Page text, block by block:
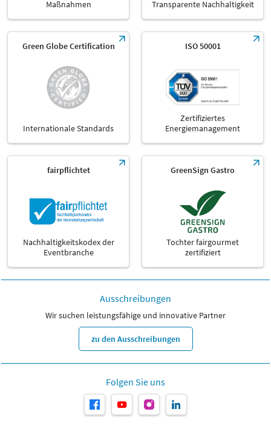
Maßnahmen
Transparente Nachhaltigkeit
Green Globe Certification
Internationale Standards
ISO 50001
Zertifiziertes
Energiemanagement
fairpflichtet
Nachhaltigkeitskodex der
Eventbranche
GreenSign Gastro
Tochter fairgourmet
zertifiziert
Ausschreibungen
Wir suchen leistungsfähige und innovative Partner
zu den Ausschreibungen
Folgen Sie uns